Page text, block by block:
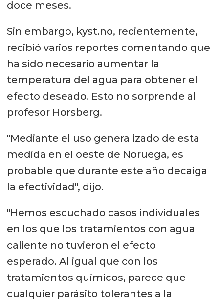
doce meses.
Sin embargo, kyst.no, recientemente,
recibió varios reportes comentando que
ha sido necesario aumentar la
temperatura del agua para obtener el
efecto deseado. Esto no sorprende al
profesor Horsberg.
"Mediante el uso generalizado de esta
medida en el oeste de Noruega, es
probable que durante este año decaiga
la efectividad", dijo.
"Hemos escuchado casos individuales
en los que los tratamientos con agua
caliente no tuvieron el efecto
esperado. Al igual que con los
tratamientos químicos, parece que
cualquier parásito tolerantes a la